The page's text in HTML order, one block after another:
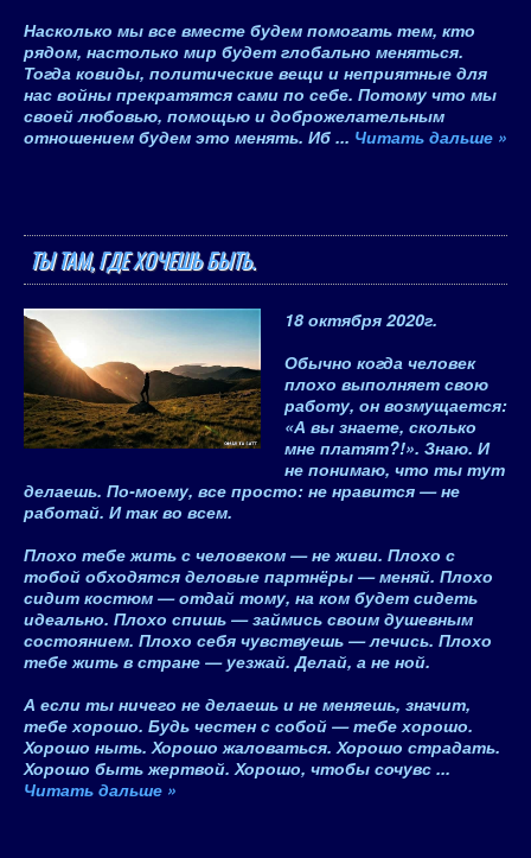
Насколько мы все вместе будем помогать тем, кто
рядом, настолько мир будет глобально меняться.
Тогда ковиды, политические вещи и неприятные для
нас войны прекратятся сами по себе. Потому что мы
своей любовью, помощью и доброжелательным
отношением будем это менять. Иб ... Читать дальше »
ТЫ ТАМ, ГДЕ ХОЧЕШЬ БЫТЬ.
18 октября 2020г.
Обычно когда человек
плохо выполняет свою
работу, он возмущается:
«А вы знаете, сколько
мне платят?!». Знаю. И
не понимаю, что ты тут
делаешь. По-моему, все просто: не нравится — не
работай. И так во всем.
Плохо тебе жить с человеком — не живи. Плохо с
тобой обходятся деловые партнёры — меняй. Плохо
сидит костюм — отдай тому, на ком будет сидеть
идеально. Плохо спишь — займись своим душевным
состоянием. Плохо себя чувствуешь — лечись. Плохо
тебе жить в стране — уезжай. Делай, а не ной.
А если ты ничего не делаешь и не меняешь, значит,
тебе хорошо. Будь честен с собой — тебе хорошо.
Хорошо ныть. Хорошо жаловаться. Хорошо страдать.
Хорошо быть жертвой. Хорошо, чтобы сочувс ...
Читать дальше »